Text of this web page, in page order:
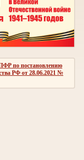
по постановлению
РФ от 28.06.2021 №